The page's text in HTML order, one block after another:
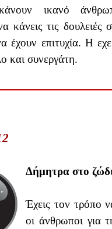
ικανό
κάνεις τις δουλειές
έχουν επιτυχία. Η
και συνεργάτη.
Δήμητρα στο
Έχεις τον τρόπο
οι άνθρωποι για